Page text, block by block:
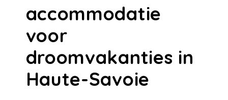
accommodatie
voor
droomvakanties in
Haute-Savoie